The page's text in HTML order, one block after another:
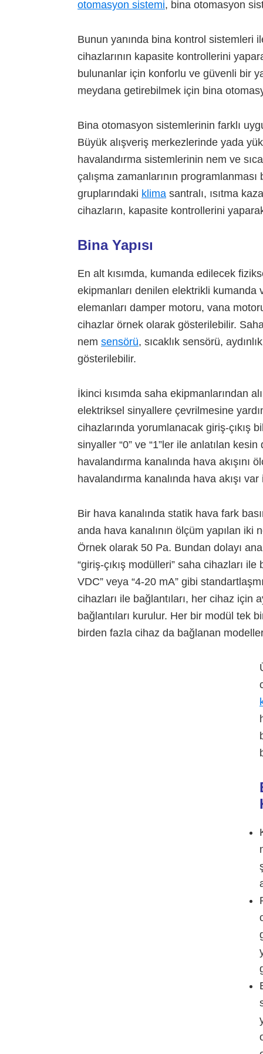
otomasyon sistemi, bina otomasyon
Bunun yanında bina kontrol sistemleri
cihazlarının kapasite kontrollerini
bulunanlar için konforlu ve güvenli bir
meydana getirebilmek için bina
Bina otomasyon sistemlerinin farklı
Büyük alışveriş merkezlerinde yada
havalandırma sistemlerinin nem ve
çalışma zamanlarının
gruplarındaki klima santralı, ısıtma
cihazların, kapasite kontrollerini
Bina Yapısı
En alt kısımda, kumanda edilecek
ekipmanları denilen elektrikli kumanda
elemanları damper motoru, vana
cihazlar örnek olarak gösterilebilir.
nem sensörü, sıcaklık sensörü,
gösterilebilir.
İkinci kısımda saha ekipmanlarından
elektriksel sinyallere çevrilmesine
cihazlarında yorumlanacak giriş-çıkış
sinyaller “0” ve “1”ler ile anlatılan
havalandırma kanalında hava akışını
havalandırma kanalında hava akışı
Bir hava kanalında statik hava fark
anda hava kanalının ölçüm yapılan iki
Örnek olarak 50 Pa. Bundan dolayı
“giriş-çıkış modülleri” saha cihazları
VDC” veya “4-20 mA” gibi
cihazları ile bağlantıları, her cihaz için
bağlantıları kurulur. Her bir modül tek
birden fazla cihaz da bağlanan